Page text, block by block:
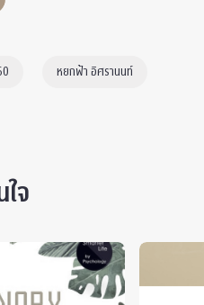
หยกฟ้า อิศรานนท์
จ